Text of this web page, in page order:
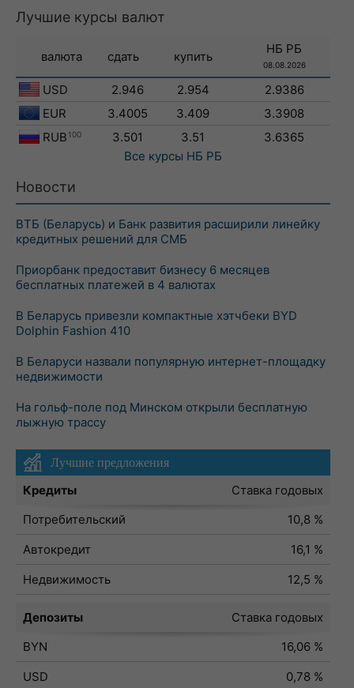
Лучшие курсы валют
валюта сдать купить
НБ РБ
08.08.2026
USD 2.946 2.954
2.9386
EUR
3.4005 3.409
3.3908
RUB 100 3.501 3.51
3.6365
Все курсы НБ РБ
Новости
ВТБ (Беларусь) и Банк развития расширили линейку
кредитных решений для СМБ
Приорбанк предоставит бизнесу 6 месяцев
бесплатных платежей в 4 валютах
В Беларусь привезли компактные хэтчбеки BYD
Dolphin Fashion 410
В Беларуси назвали популярную интернет-площадку
недвижимости
На гольф-поле под Минском открыли бесплатную
лыжную трассу
Лучшие предложения
Кредиты
Ставка годовых
Потребительский
10,8 %
Автокредит
16,1 %
Недвижимость
12,5 %
Депозиты
Ставка годовых
BYN
16,06 %
USD
0,78 %